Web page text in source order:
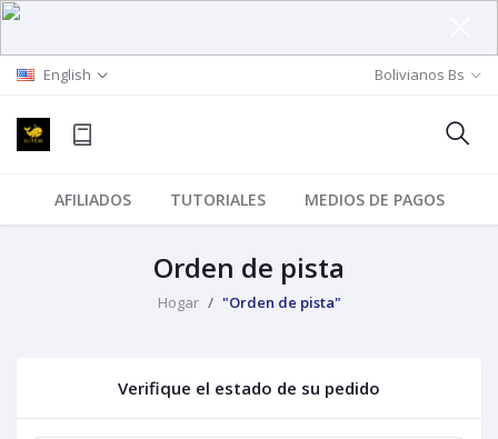
English Bolivianos Bs
AFILIADOS TUTORIALES MEDIOS DE PAGOS
Orden de pista
Hogar "Orden de pista"
Verifique el estado de su pedido